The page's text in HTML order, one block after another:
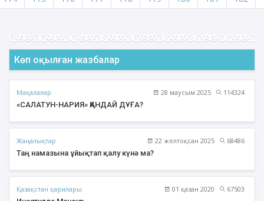
Көп оқылған жазбалар
Мақалалар 28 маусым 2025
114324
«САЛАТУН-НАРИЯ» ҚАНДАЙ ДҰҒА?
Жаңалықтар 22 желтоқсан 2025
68486
Таң намазына ұйықтап қалу күнә ма?
Қазақстан қарилары 01 қазан 2020
67503